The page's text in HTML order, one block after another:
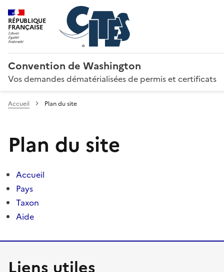
RÉPUBLIQUE
FRANÇAISE
Convention de Washington
Vos demandes dématérialisées de permis et certificats
Accueil Plan du site
Plan du site
Accueil
Pays
Taxon
Aide